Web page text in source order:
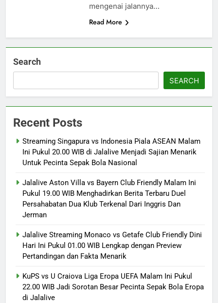
mengenai jalannya…
Read More
Search
SEARCH
Recent Posts
Streaming Singapura vs Indonesia Piala ASEAN Malam
Ini Pukul 20.00 WIB di Jalalive Menjadi Sajian Menarik
Untuk Pecinta Sepak Bola Nasional
Jalalive Aston Villa vs Bayern Club Friendly Malam Ini
Pukul 19.00 WIB Menghadirkan Berita Terbaru Duel
Persahabatan Dua Klub Terkenal Dari Inggris Dan
Jerman
Jalalive Streaming Monaco vs Getafe Club Friendly Dini
Hari Ini Pukul 01.00 WIB Lengkap dengan Preview
Pertandingan dan Fakta Menarik
KuPS vs U Craiova Liga Eropa UEFA Malam Ini Pukul
22.00 WIB Jadi Sorotan Besar Pecinta Sepak Bola Eropa
di Jalalive